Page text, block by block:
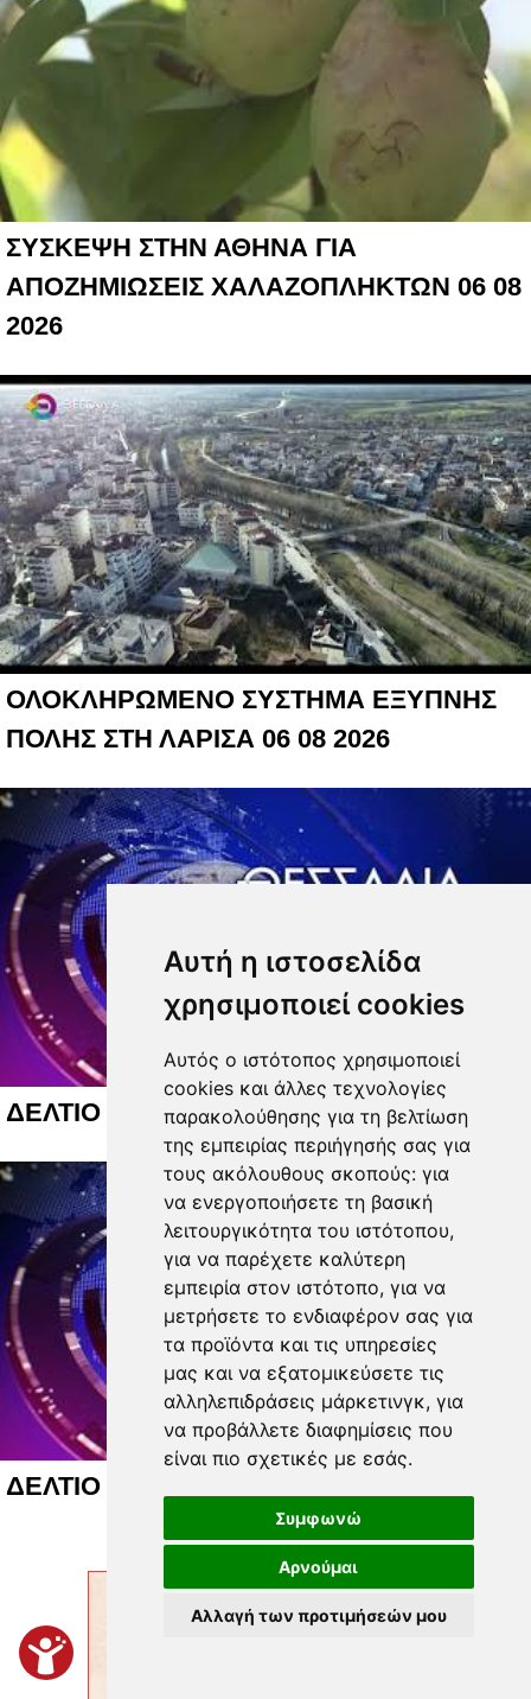
Αυτή η ιστοσελίδα
χρησιμοποιεί cookies
Αυτός ο ιστότοπος χρησιμοποιεί
cookies και άλλες τεχνολογίες
παρακολούθησης για τη βελτίωση
της εμπειρίας περιήγησής σας για
τους ακόλουθους σκοπούς: για
να ενεργοποιήσετε τη βασική
λειτουργικότητα του ιστότοπου,
για να παρέχετε καλύτερη
εμπειρία στον ιστότοπο, για να
μετρήσετε το ενδιαφέρον σας για
τα προϊόντα και τις υπηρεσίες
μας και να εξατομικεύσετε τις
αλληλεπιδράσεις μάρκετινγκ, για
να προβάλλετε διαφημίσεις που
είναι πιο σχετικές με εσάς.
Συμφωνώ
Αρνούμαι
Αλλαγή των προτιμήσεών μου
ΣΥΣΚΕΨΗ ΣΤΗΝ ΑΘΗΝΑ ΓΙΑ
ΑΠΟΖΗΜΙΩΣΕΙΣ ΧΑΛΑΖΟΠΛΗΚΤΩΝ 06 08
2026
ΟΛΟΚΛΗΡΩΜΕΝΟ ΣΥΣΤΗΜΑ ΕΞΥΠΝΗΣ
ΠΟΛΗΣ ΣΤΗ ΛΑΡΙΣΑ 06 08 2026
ΔΕΛΤΙΟ ΕΙΔΗΣΕΩΝ 05 08 2026
ΔΕΛΤΙΟ ΕΙΔΗΣΕΩΝ 06 08 2026